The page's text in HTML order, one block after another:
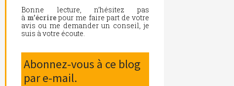
Bonne lecture, n’hésitez pas
à m’écrire pour me faire part de votre
avis ou me demander un conseil, je
suis à votre écoute.
Abonnez-vous à ce blog
par e-mail.